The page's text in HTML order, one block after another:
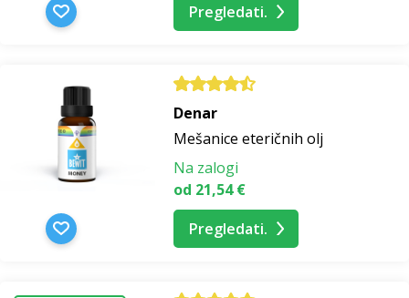
Pregledati.
Denar
Mešanice eteričnih olj
Na zalogi
od 21,54 €
Pregledati.